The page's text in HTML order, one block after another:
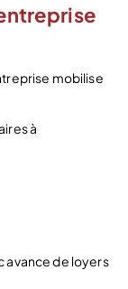
mobilise
à
avance de loyers